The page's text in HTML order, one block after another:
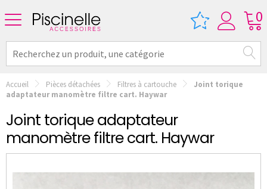
0
Accueil Pièces détachées Filtres à cartouche
Joint torique
adaptateur manomètre filtre cart. Haywar
Joint torique adaptateur
manomètre filtre cart. Haywar